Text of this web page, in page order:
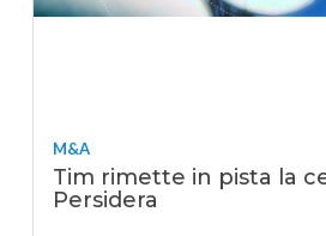
M&A
Tim rimette in pista la
Persidera